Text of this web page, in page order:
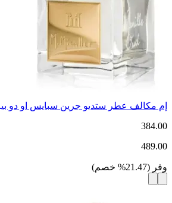
إم مكالف عطر ستديو جرين سبايس او دو
384.00
489.00
وفر (
21.47
% خصم)